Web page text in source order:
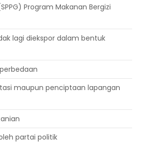
Program Makanan Bergizi
lagi diekspor dalam bentuk
maupun penciptaan lapangan
partai politik